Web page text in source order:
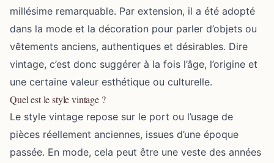
millésime remarquable. Par extension, il a été adopté
dans la mode et la décoration pour parler d’objets ou
vêtements anciens, authentiques et désirables. Dire
vintage, c’est donc suggérer à la fois l’âge, l’origine et
une certaine valeur esthétique ou culturelle.
Quel est le style vintage ?
Le style vintage repose sur le port ou l’usage de
pièces réellement anciennes, issues d’une époque
passée. En mode, cela peut être une veste des années